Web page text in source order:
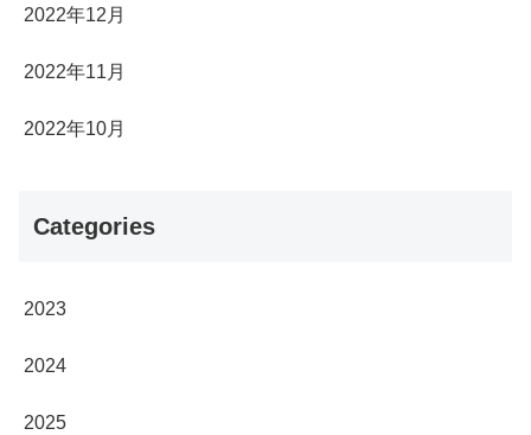
2022年12月
2022年11月
2022年10月
Categories
2023
2024
2025